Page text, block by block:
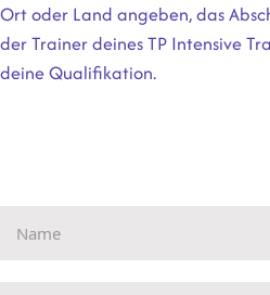
Ort oder Land angeben, das
der Trainer deines TP Intensive
deine Qualifikation.